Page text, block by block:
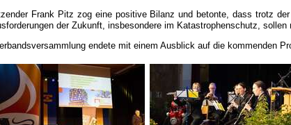
Frank Pitz zog eine positive Bilanz und betonte, dass trotz
der Zukunft, insbesondere im Katastrophenschutz,
endete mit einem Ausblick auf die kommenden